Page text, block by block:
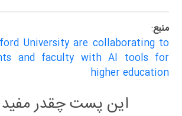
منبع:
University are collaborating to
and faculty with AI tools for
higher education
این پست چقدر مفید